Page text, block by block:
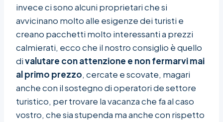
invece ci sono alcuni proprietari che si
avvicinano molto alle esigenze dei turisti e
creano pacchetti molto interessanti a prezzi
calmierati, ecco che il nostro consiglio è quello
divalutare con attenzione e non fermarvi mai
al primo prezzo, cercate e scovate, magari
anche con il sostegno di operatori de settore
turistico, per trovare la vacanza che fa al caso
vostro, che sia stupenda ma anche con rispetto